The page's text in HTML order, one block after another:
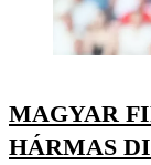
MAGYAR
HÁRMAS